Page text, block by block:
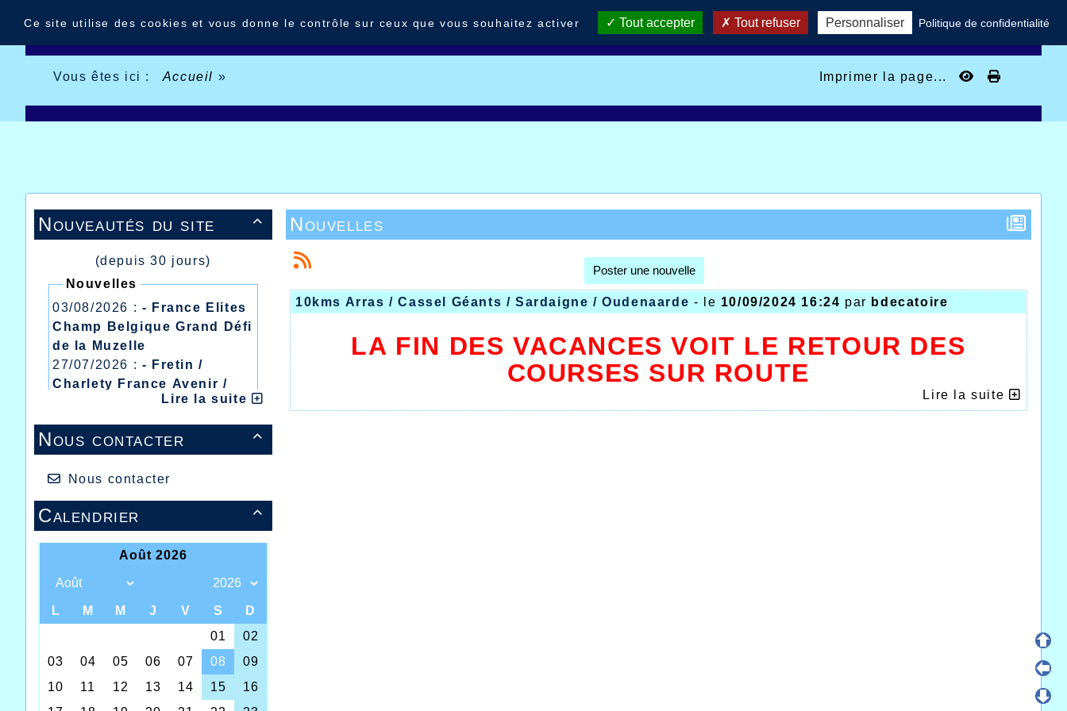
Vous êtes ici : Accueil » Imprimer la page...

Nouveautés du site
(depuis 30 jours)
Nouvelles
03/08/2026 : - France Elites
Champ Belgique Grand Défi
de la Muzelle
27/07/2026 : - Fretin /
Charlety France Avenir /
Heusden Zolder
20/07/2026 :- Courtrai /
Mont des Cats
Meeting Abeilles /
Régionaux /
Lire la suite

Nous contacter
Nous contacter

Calendrier
Nouvelles
Poster une nouvelle
10kms Arras / Cassel Géants / Sardaigne / Oudenaarde - le 10/09/2024 16:24 par bdecatoire
LA FIN DES VACANCES VOIT LE RETOUR DES
COURSES SUR ROUTE
Lire la suite
Ce site utilise des cookies et vous donne le contrôle sur ceux que vous souhaitez activer Tout accepter Tout refuser Personnaliser Politique de confidentialité